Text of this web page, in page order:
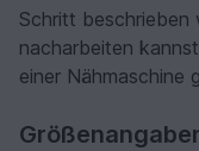
Schritt beschrieben
nacharbeiten
einer Nähmaschine